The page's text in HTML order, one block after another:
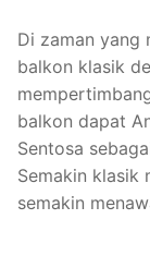
Di zaman yang
balkon klasik
balkon dapat
Sentosa
Semakin klasik
semakin